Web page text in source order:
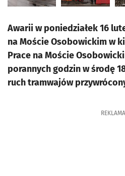
Awarii w poniedziałek 16
na Moście Osobowickim w
Prace na Moście
porannych godzin w środę
ruch tramwajów
REKLAMA